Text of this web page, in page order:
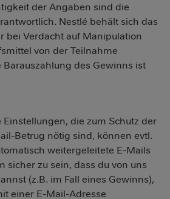
der Angaben sind die
Nestlé behält sich das
bei Verdacht auf Manipulation
von der Teilnahme
Barauszahlung des Gewinns ist
Einstellungen, die zum Schutz der
Betrug nötig sind, können evtl.
weitergeleitete E-Mails
sicher zu sein, dass du von uns
(z.B. im Fall eines Gewinns),
einer E-Mail-Adresse